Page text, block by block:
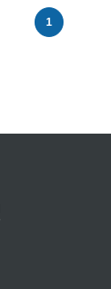
1